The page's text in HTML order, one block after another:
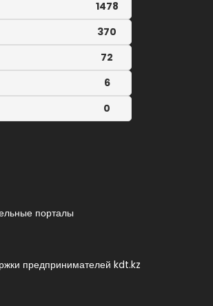
1478
370
72
6
0
порталы
предпринимателей kdt.kz